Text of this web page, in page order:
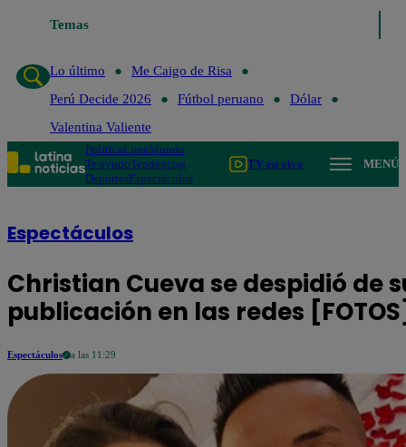
Temas
de Risa Perú Decide 2026
Lo último
Me Caigo de Risa
Perú Decide 2026
Fútbol peruano
Dólar
Valentina Valiente
PolíticaLimaMundo
Te ayudoTendencias
DeportesEspectáculos
TV en vivo MENÚ
Espectáculos
Christian Cueva se despidió de
publicación en las redes
Espectáculos a las 11:29